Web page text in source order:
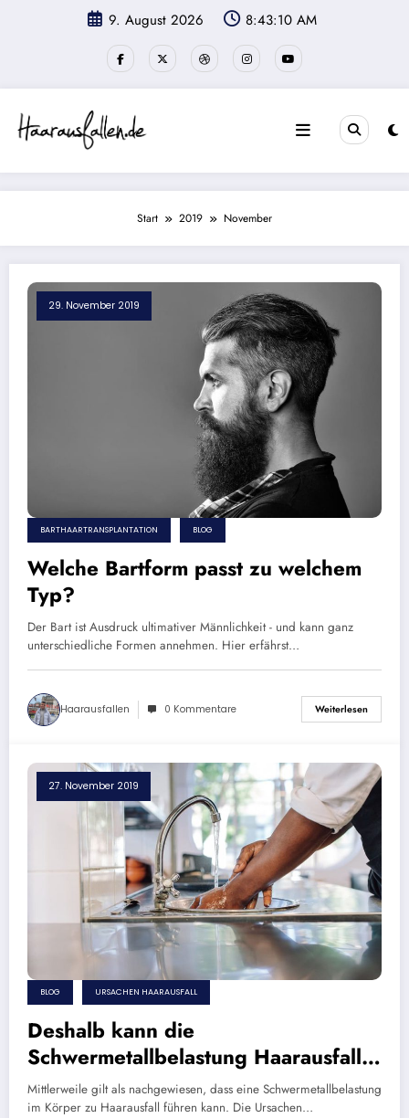
9. August 2026 8:43:11 AM
Start 2019 November
29. November 2019
BARTHAARTRANSPLANTATION BLOG
Welche Bartform passt zu welchem
Typ?
Der Bart ist Ausdruck ultimativer Männlichkeit - und kann ganz
unterschiedliche Formen annehmen. Hier erfährst…
Haarausfallen 0 Kommentare Weiterlesen
27. November 2019
BLOG URSACHEN HAARAUSFALL
Deshalb kann die
Schwermetallbelastung Haarausfall
begünstigen
Mittlerweile gilt als nachgewiesen, dass eine Schwermetallbelastung
im Körper zu Haarausfall führen kann. Die Ursachen…